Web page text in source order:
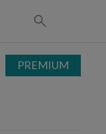
PREMIUM